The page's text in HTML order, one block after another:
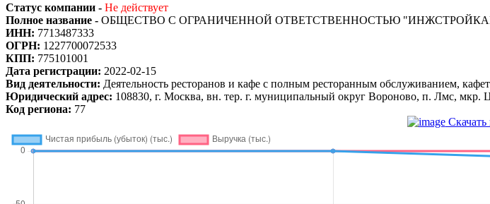
Статус компании - Не действует
Полное название - ОБЩЕСТВО С ОГРАНИЧЕННОЙ ОТВЕТСТВЕННОСТЬЮ
ИНН: 7713487333
ОГРН: 1227700072533
КПП: 775101001
Дата регистрации: 2022-02-15
Вид деятельности: Деятельность ресторанов и кафе с полным ресторанным обслуживанием,
Юридический адрес: 108830, г. Москва, вн. тер. г. муниципальный округ Вороново, п. Лмс,
Код региона: 77
Скачать